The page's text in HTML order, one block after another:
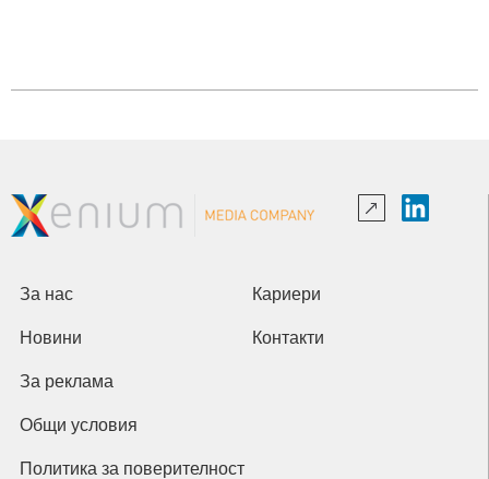
За нас Кариери
Новини Контакти
За реклама
Общи условия
Политика за поверителност